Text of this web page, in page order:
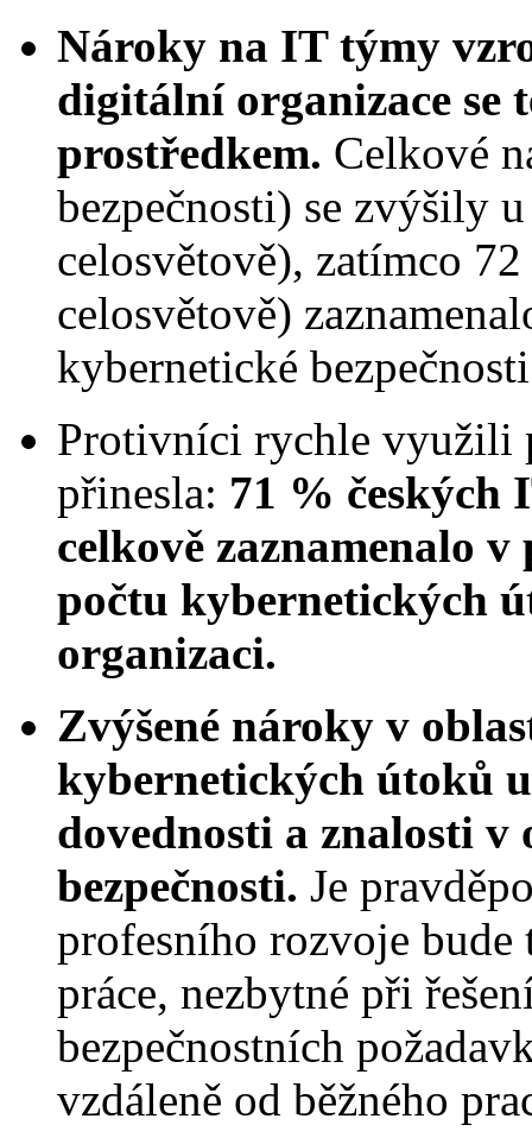
Nároky na IT týmy
digitální organizace se
prostředkem. Celkové
bezpečnosti) se zvýšily
celosvětově), zatímco
celosvětově)
kybernetické
Protivníci rychle využili
přinesla: 71 % českých
celkově zaznamenalo
počtu kybernetických
organizaci.
Zvýšené nároky v
kybernetických útoků
dovednosti a znalosti
bezpečnosti. Je
profesního rozvoje
práce, nezbytné při
bezpečnostních
vzdáleně od běžného